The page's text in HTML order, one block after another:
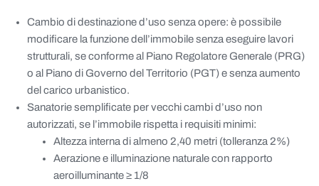
Cambio di destinazione d’uso senza opere: è possibile
modificare la funzione dell’immobile senza eseguire lavori
strutturali, se conforme al Piano Regolatore Generale (PRG)
o al Piano di Governo del Territorio (PGT) e senza aumento
del carico urbanistico.
Sanatorie semplificate per vecchi cambi d’uso non
autorizzati, se l’immobile rispetta i requisiti minimi:
Altezza interna di almeno 2,40 metri (tolleranza 2%)
Aerazione e illuminazione naturale con rapporto
aeroilluminante ≥ 1/8